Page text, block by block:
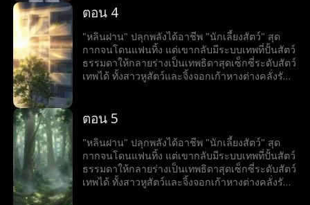
เป็นใหญ่ในโลก
ตอน 4
"หลินฝาน" ปลุกพลังได้อาชีพ "นักเลี้ยงสัตว์" สุด
กากจนโดนแฟนทิ้ง แต่เขากลับมีระบบเทพที่ปั้นสัตว์
ธรรมดาให้กลายร่างเป็นเทพธิดาสุดเซ็กซี่ระดับสัตว์
เทพได้ ทั้งสาวหูสัตว์และจิ้งจอกเก้าหางต่างคลั่งรัก
เป็นใหญ่ในโลก
ตอน 5
"หลินฝาน" ปลุกพลังได้อาชีพ "นักเลี้ยงสัตว์" สุด
กากจนโดนแฟนทิ้ง แต่เขากลับมีระบบเทพที่ปั้นสัตว์
ธรรมดาให้กลายร่างเป็นเทพธิดาสุดเซ็กซี่ระดับสัตว์
เทพได้ ทั้งสาวหูสัตว์และจิ้งจอกเก้าหางต่างคลั่งรัก